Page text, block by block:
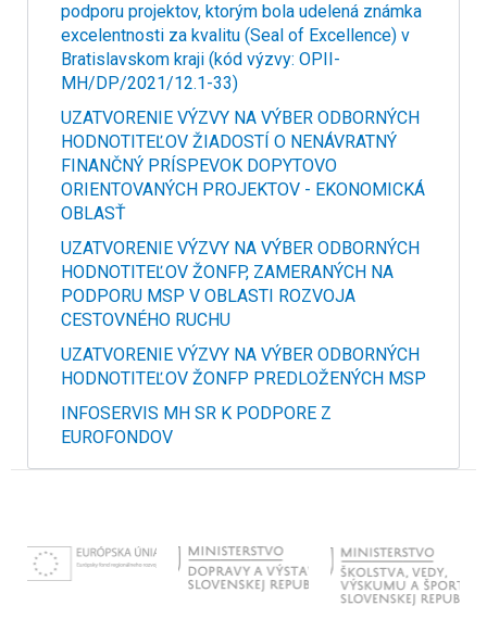
podporu projektov, ktorým bola udelená známka
excelentnosti za kvalitu (Seal of Excellence) v
Bratislavskom kraji (kód výzvy: OPII-
MH/DP/2021/12.1-33)
UZATVORENIE VÝZVY NA VÝBER ODBORNÝCH
HODNOTITEĽOV ŽIADOSTÍ O NENÁVRATNÝ
FINANČNÝ PRÍSPEVOK DOPYTOVO
ORIENTOVANÝCH PROJEKTOV - EKONOMICKÁ
OBLASŤ
UZATVORENIE VÝZVY NA VÝBER ODBORNÝCH
HODNOTITEĽOV ŽONFP, ZAMERANÝCH NA
PODPORU MSP V OBLASTI ROZVOJA
CESTOVNÉHO RUCHU
UZATVORENIE VÝZVY NA VÝBER ODBORNÝCH
HODNOTITEĽOV ŽONFP PREDLOŽENÝCH MSP
INFOSERVIS MH SR K PODPORE Z
EUROFONDOV